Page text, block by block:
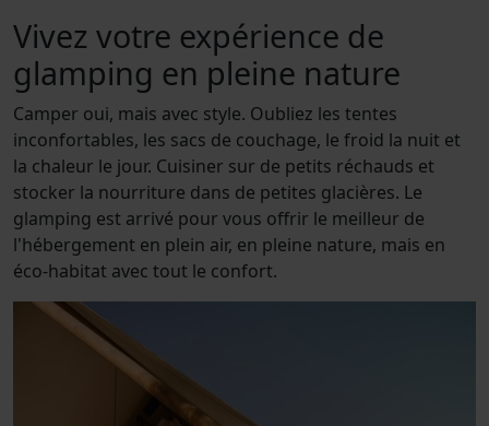
Vivez votre expérience de
glamping en pleine nature
Camper oui, mais avec style. Oubliez les tentes
inconfortables, les sacs de couchage, le froid la nuit et
la chaleur le jour. Cuisiner sur de petits réchauds et
stocker la nourriture dans de petites glacières. Le
glamping est arrivé pour vous offrir le meilleur de
l'hébergement en plein air, en pleine nature, mais en
éco-habitat avec tout le confort.